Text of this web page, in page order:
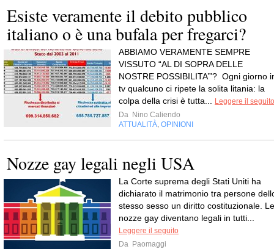
Esiste veramente il debito pubblico
italiano o è una bufala per fregarci?
ABBIAMO VERAMENTE SEMPRE
VISSUTO “AL DI SOPRA DELLE
NOSTRE POSSIBILITA’”? Ogni giorno
tv qualcuno ci ripete la solita litania: la
colpa della crisi è tutta...
Leggere il seguito
Da Nino Caliendo
ATTUALITÀ OPINIONI
Nozze gay legali negli USA
La Corte suprema degli Stati Uniti ha
dichiarato il matrimonio tra persone
stesso sesso un diritto costituzionale. Le
nozze gay diventano legali in tutti...
Leggere il seguito
Da Paomaggi